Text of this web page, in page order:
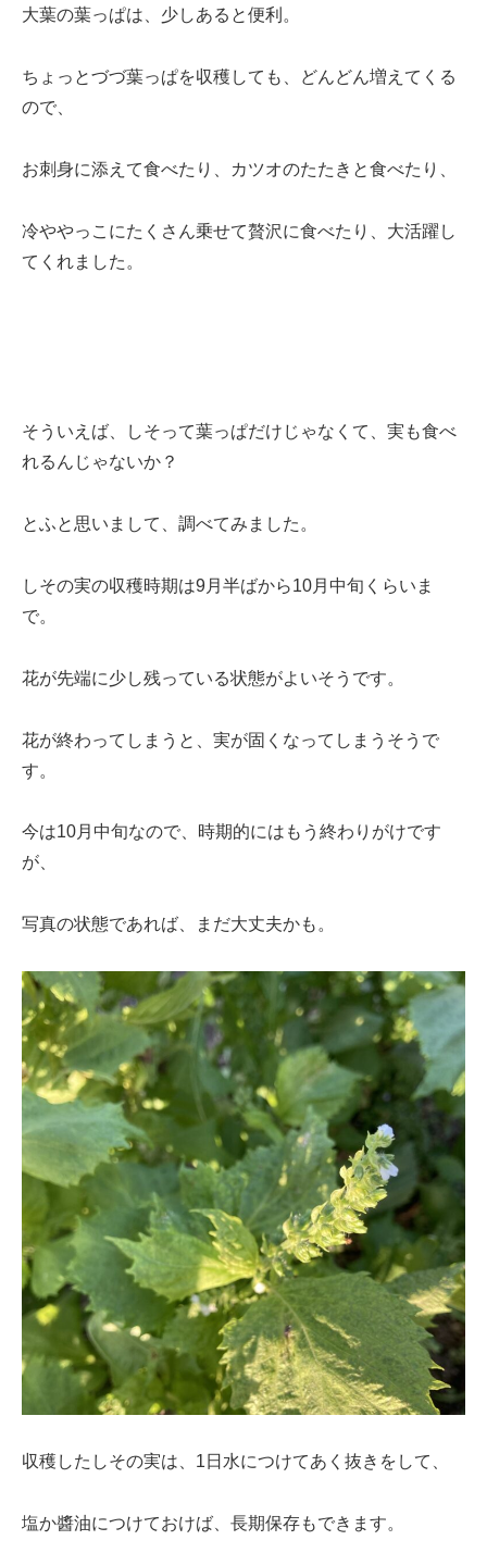
大葉の葉っぱは、少しあると便利。
ちょっとづづ葉っぱを収穫しても、どんどん増えてくる
ので、
お刺身に添えて食べたり、カツオのたたきと食べたり、
冷ややっこにたくさん乗せて贅沢に食べたり、大活躍し
てくれました。
そういえば、しそって葉っぱだけじゃなくて、実も食べ
れるんじゃないか？
とふと思いまして、調べてみました。
しその実の収穫時期は9月半ばから10月中旬くらいま
で。
花が先端に少し残っている状態がよいそうです。
花が終わってしまうと、実が固くなってしまうそうで
す。
今は10月中旬なので、時期的にはもう終わりがけです
が、
写真の状態であれば、まだ大丈夫かも。
収穫したしその実は、1日水につけてあく抜きをして、
塩か醬油につけておけば、長期保存もできます。